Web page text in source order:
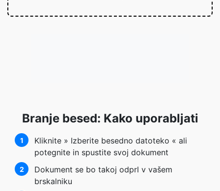
Branje besed: Kako uporabljati
1
Kliknite » Izberite besedno datoteko « ali
potegnite in spustite svoj dokument
2
Dokument se bo takoj odprl v vašem
brskalniku